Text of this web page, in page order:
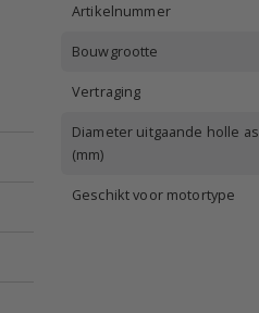
Artikelnummer
Bouwgrootte
Vertraging
Diameter uitgaande holle as
(mm)
Geschikt voor motortype